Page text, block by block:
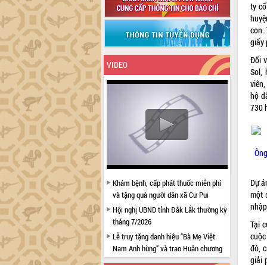
VIDEO
Khám bệnh, cấp phát thuốc miễn phí
và tặng quà người dân xã Cư Pui
Hội nghị UBND tỉnh Đắk Lắk thường kỳ
tháng 7/2026
Lễ truy tặng danh hiệu “Bà Mẹ Việt
Nam Anh hùng” và trao Huân chương
Lao động
ty
con.
giấy
Đối
Sol,
hộ
730
Dự
một
Tại
đó,
giải